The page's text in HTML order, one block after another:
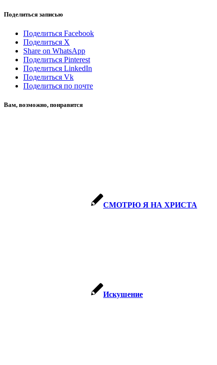
Поделиться записью
Поделиться Facebook
Поделиться X
Share on WhatsApp
Поделиться Pinterest
Поделиться LinkedIn
Поделиться Vk
Поделиться по почте
Вам, возможно, понравится
СМОТРЮ Я НА ХРИСТА
Искушение